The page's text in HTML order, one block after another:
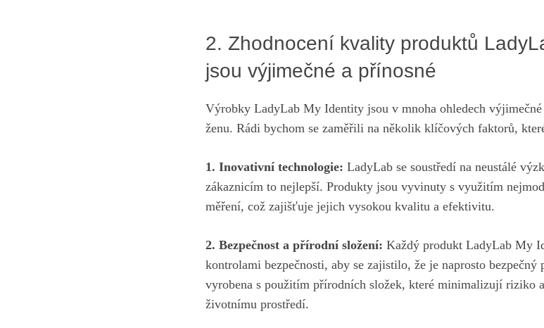
2. ​Zhodnocení kvality​ produktů
jsou výjimečné‍ a přínosné
Výrobky LadyLab ‍My Identity jsou v mnoha ohledech
ženu. Rádi bychom se zaměřili ⁢na‍ několik klíčových faktorů,
1. Inovativní technologie: LadyLab⁣ se soustředí⁣ na neustálé
‌zákaznicím to nejlepší. Produkty ​jsou vyvinuty s využitím
měření, což zajišťuje​ jejich vysokou kvalitu a efektivitu.
2. Bezpečnost​ a přírodní⁤ složení: Každý produkt LadyLab My‍
kontrolami ⁣bezpečnosti, ‌aby se zajistilo, že je naprosto
vyrobena s použitím přírodních ⁢složek, které minimalizují riziko
životnímu prostředí.